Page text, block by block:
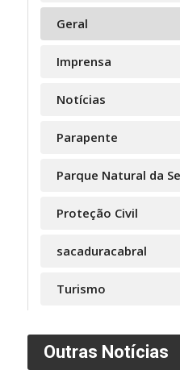
Geral
Imprensa
Notícias
Parapente
Parque Natural da
Proteção Civil
sacaduracabral
Turismo
Outras Notícias